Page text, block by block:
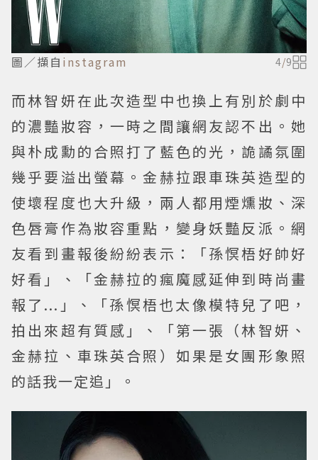
圖／擷自 instagram 4/9
而林智妍在此次造型中也換上有別於劇中
的濃豔妝容，一時之間讓網友認不出。她
與朴成勳的合照打了藍色的光，詭譎氛圍
幾乎要溢出螢幕。金赫拉跟車珠英造型的
使壞程度也大升級，兩人都用煙燻妝、深
色唇膏作為妝容重點，變身妖豔反派。網
友看到畫報後紛紛表示：「孫慏梧好帥好
好看」、「金赫拉的瘋魔感延伸到時尚畫
報了...」、「孫慏梧也太像模特兒了吧，
拍出來超有質感」、「第一張（林智妍、
金赫拉、車珠英合照）如果是女團形象照
的話我一定追」。